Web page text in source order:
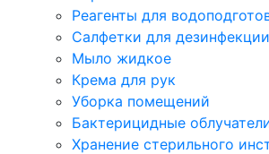
Реагенты для
Салфетки для
Мыло жидкое
Крема для рук
Уборка помещений
Бактерицидные
Хранение стерильного